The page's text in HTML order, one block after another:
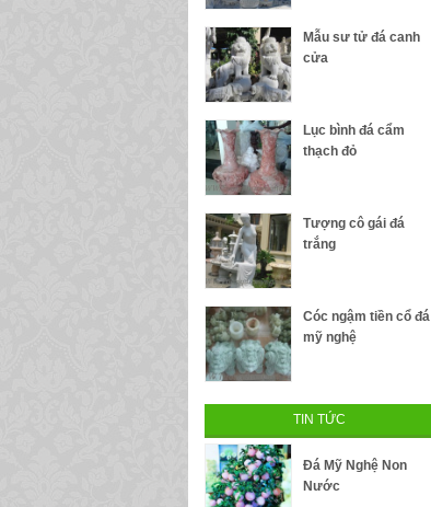
Mẫu sư tử đá canh
cửa
Lục bình đá cẩm
thạch đỏ
Tượng cô gái đá
trắng
Cóc ngậm tiền cổ đá
mỹ nghệ
TIN TỨC
Đá Mỹ Nghệ Non
Nước